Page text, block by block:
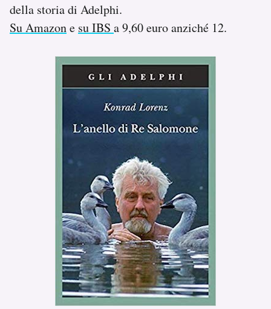
della storia di Adelphi.
Su Amazone su IBS a 9,60 euro anziché 12.